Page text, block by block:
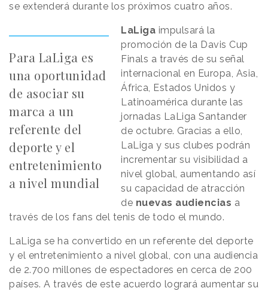
se extenderá durante los próximos cuatro años.
Para LaLiga es
una oportunidad
de asociar su
marca a un
referente del
deporte y el
entretenimiento
a nivel mundial
LaLiga impulsará la
promoción de la Davis Cup
Finals a través de su señal
internacional en Europa, Asia,
África, Estados Unidos y
Latinoamérica durante las
jornadas LaLiga Santander
de octubre. Gracias a ello,
LaLiga y sus clubes podrán
incrementar su visibilidad a
nivel global, aumentando así
su capacidad de atracción
de nuevas audiencias a
través de los fans del tenis de todo el mundo.
LaLiga se ha convertido en un referente del deporte
y el entretenimiento a nivel global, con una audiencia
de 2.700 millones de espectadores en cerca de 200
países. A través de este acuerdo logrará aumentar su